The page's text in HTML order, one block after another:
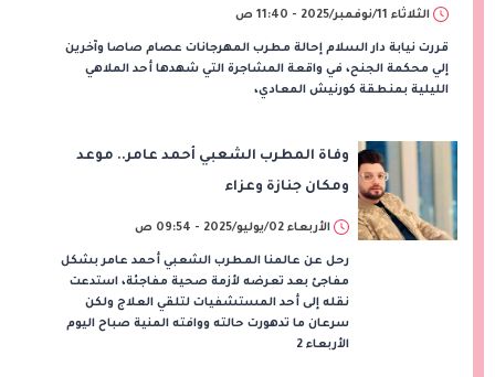
الثلاثاء 11/نوفمبر/2025 - 11:40 ص
قررت نيابة دار السلام إحالة مطرب المهرجانات عصام صاصا وآخرين
إلي محكمة الجنح، في واقعة المشاجرة التي شهدها أحد الملاهي
الليلية بمنطقة كورنيش المعادي،
وفاة المطرب الشعبي أحمد عامر.. موعد
ومكان جنازة وعزاء
الأربعاء 02/يوليو/2025 - 09:54 ص
رحل عن عالمنا المطرب الشعبي أحمد عامر بشكل
مفاجئ بعد تعرضه لأزمة صحية مفاجئة، استدعت
نقله إلى أحد المستشفيات لتلقي العلاج ولكن
سرعان ما تدهورت حالته ووافته المنية صباح اليوم
الأربعاء 2